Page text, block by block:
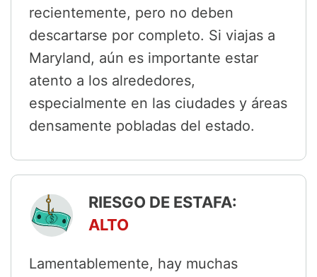
recientemente, pero no deben
descartarse por completo. Si viajas a
Maryland, aún es importante estar
atento a los alrededores,
especialmente en las ciudades y áreas
densamente pobladas del estado.
RIESGO DE ESTAFA:
ALTO
Lamentablemente, hay muchas